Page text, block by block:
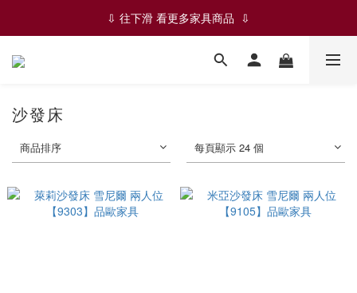
✨✨ ✦ 絕版品-五折限時優惠 ✦ ✨✨
⇩ 往下滑 看更多家具商品  ⇩
✨✨ ✦ 絕版品-五折限時優惠 ✦ ✨✨
沙發床
商品排序 每頁顯示 24 個